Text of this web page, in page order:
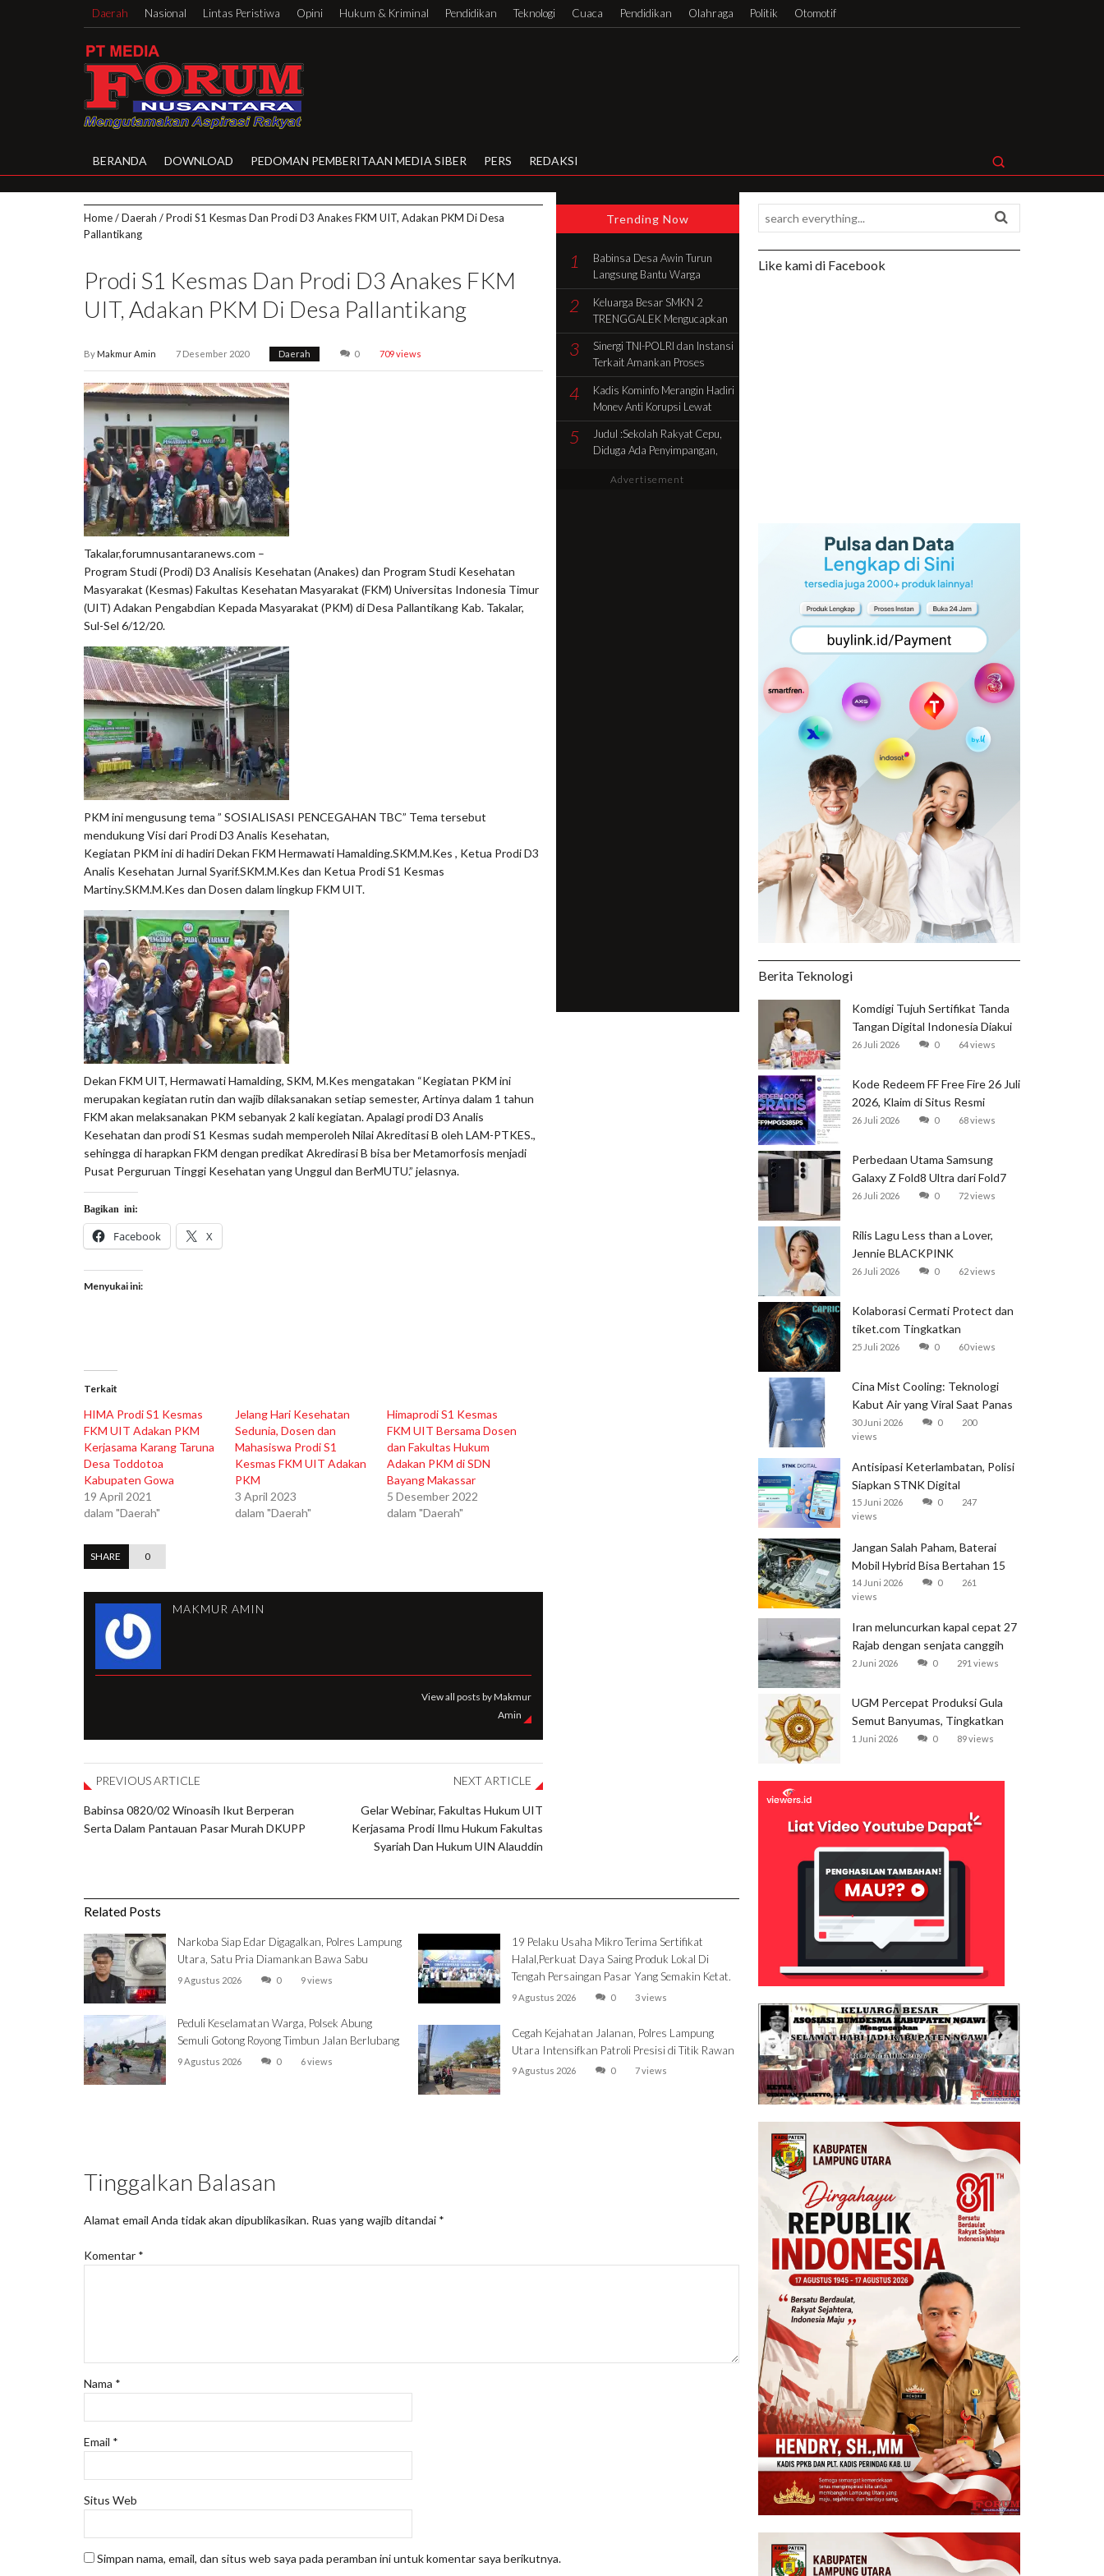
Daerah Nasional Lintas Peristiwa Opini Hukum & Kriminal Pendidikan Teknologi Cuaca Pendidikan Olahraga Politik Otomotif
BERANDA DOWNLOAD PEDOMAN PEMBERITAAN MEDIA SIBER PERS REDAKSI
Home/Daerah /Prodi S1 Kesmas Dan Prodi D3 Anakes FKM UIT, Adakan PKM Di Desa
Pallantikang
Prodi S1 Kesmas Dan Prodi D3 Anakes FKM
UIT, Adakan PKM Di Desa Pallantikang
ByMakmur Amin 7 Desember 2020 Daerah 0 709 views
Takalar,forumnusantaranews.com –
Program Studi (Prodi) D3 Analisis Kesehatan (Anakes) dan Program Studi Kesehatan
Masyarakat (Kesmas) Fakultas Kesehatan Masyarakat (FKM) Universitas Indonesia Timur
(UIT) Adakan Pengabdian Kepada Masyarakat (PKM) di Desa Pallantikang Kab. Takalar,
Sul-Sel 6/12/20.
PKM ini mengusung tema ” SOSIALISASI PENCEGAHAN TBC” Tema tersebut
mendukung Visi dari Prodi D3 Analis Kesehatan,
Kegiatan PKM ini di hadiri Dekan FKM Hermawati Hamalding.SKM.M.Kes , Ketua Prodi D3
Analis Kesehatan Jurnal Syarif.SKM.M.Kes dan Ketua Prodi S1 Kesmas
Martiny.SKM.M.Kes dan Dosen dalam lingkup FKM UIT.
Dekan FKM UIT, Hermawati Hamalding, SKM, M.Kes mengatakan “Kegiatan PKM ini
merupakan kegiatan rutin dan wajib dilaksanakan setiap semester, Artinya dalam 1 tahun
FKM akan melaksanakan PKM sebanyak 2 kali kegiatan. Apalagi prodi D3 Analis
Kesehatan dan prodi S1 Kesmas sudah memperoleh Nilai Akreditasi B oleh LAM-PTKES.,
sehingga di harapkan FKM dengan predikat Akredirasi B bisa ber Metamorfosis menjadi
Pusat Perguruan Tinggi Kesehatan yang Unggul dan BerMUTU.” jelasnya.
Bagikan ini:
Facebook X
Menyukai ini:
Terkait
HIMA Prodi S1 Kesmas
FKM UIT Adakan PKM
Kerjasama Karang Taruna
Desa Toddotoa
Kabupaten Gowa
19 April 2021
dalam "Daerah"
Jelang Hari Kesehatan
Sedunia, Dosen dan
Mahasiswa Prodi S1
Kesmas FKM UIT Adakan
PKM
3 April 2023
dalam "Daerah"
Himaprodi S1 Kesmas
FKM UIT Bersama Dosen
dan Fakultas Hukum
Adakan PKM di SDN
Bayang Makassar
5 Desember 2022
dalam "Daerah"
SHARE 0
MAKMUR AMIN
View all posts by Makmur
Amin
PREVIOUS ARTICLE
Babinsa 0820/02 Winoasih Ikut Berperan
Serta Dalam Pantauan Pasar Murah DKUPP
NEXT ARTICLE
Gelar Webinar, Fakultas Hukum UIT
Kerjasama Prodi Ilmu Hukum Fakultas
Syariah Dan Hukum UIN Alauddin
Trending Now
1
Babinsa Desa Awin Turun
Langsung Bantu Warga
Gotong Royong Bangun Rumah
di Batang Hari
2
Keluarga Besar SMKN 2
TRENGGALEK Mengucapkan
Selamat HUT Ke-81 RI
3
Sinergi TNI-POLRI dan Instansi
Terkait Amankan Proses
Pencocokan Fisik Objek
Sengketa di Kelurahan Selamat
4
Kadis Kominfo Merangin Hadiri
Monev Anti Korupsi Lewat
Zoom Dukung Penuh Desa
Sidolego Jadi Percontohan
Desa Anti Korupsi
5
Judul :Sekolah Rakyat Cepu,
Diduga Ada Penyimpangan,
Advertisement
Related Posts
Narkoba Siap Edar Digagalkan, Polres Lampung
Utara, Satu Pria Diamankan Bawa Sabu
9 Agustus 2026 0 9 views
Peduli Keselamatan Warga, Polsek Abung
Semuli Gotong Royong Timbun Jalan Berlubang
9 Agustus 2026 0 6 views
19 Pelaku Usaha Mikro Terima Sertifikat
Halal,Perkuat Daya Saing Produk Lokal Di
Tengah Persaingan Pasar Yang Semakin Ketat.
9 Agustus 2026 0 3 views
Cegah Kejahatan Jalanan, Polres Lampung
Utara Intensifkan Patroli Presisi di Titik Rawan
9 Agustus 2026 0 7 views
Tinggalkan Balasan
Alamat email Anda tidak akan dipublikasikan. Ruas yang wajib ditandai *
Komentar *
Nama *
Email *
Situs Web
Simpan nama, email, dan situs web saya pada peramban ini untuk komentar saya berikutnya.
Like kami di Facebook
Berita Teknologi
Komdigi Tujuh Sertifikat Tanda
Tangan Digital Indonesia Diakui
Global
26 Juli 2026 0 64 views
Kode Redeem FF Free Fire 26 Juli
2026, Klaim di Situs Resmi
Garena
26 Juli 2026 0 68 views
Perbedaan Utama Samsung
Galaxy Z Fold8 Ultra dari Fold7
26 Juli 2026 0 72 views
Rilis Lagu Less than a Lover,
Jennie BLACKPINK
Mendominasi Tangga Lagu
26 Juli 2026 0 62 views
Kolaborasi Cermati Protect dan
tiket.com Tingkatkan
Perlindungan Perjalanan Kereta
25 Juli 2026 0 60 views
Cina Mist Cooling: Teknologi
Kabut Air yang Viral Saat Panas
Ekstrem
30 Juni 2026 0
200
views
Antisipasi Keterlambatan, Polisi
Siapkan STNK Digital
15 Juni 2026 0
247
views
Jangan Salah Paham, Baterai
Mobil Hybrid Bisa Bertahan 15
Tahun
14 Juni 2026 0
261
views
Iran meluncurkan kapal cepat 27
Rajab dengan senjata canggih
dan kecepatan tinggi
2 Juni 2026 0 291 views
UGM Percepat Produksi Gula
Semut Banyumas, Tingkatkan
Ekspor
1 Juni 2026 0 89 views